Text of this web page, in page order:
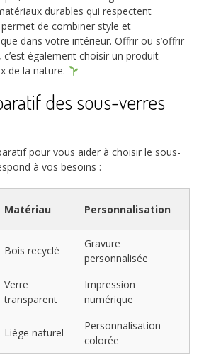
durables qui respectent
permet de combiner style et
dans votre intérieur. Offrir ou s’offrir
également choisir un produit
de la nature.
des sous-verres
pour vous aider à choisir le sous-
à vos besoins :
Matériau Personnalisation
Bois recyclé
Gravure
personnalisée
Verre
transparent
Impression
numérique
Liège naturel
Personnalisation
colorée